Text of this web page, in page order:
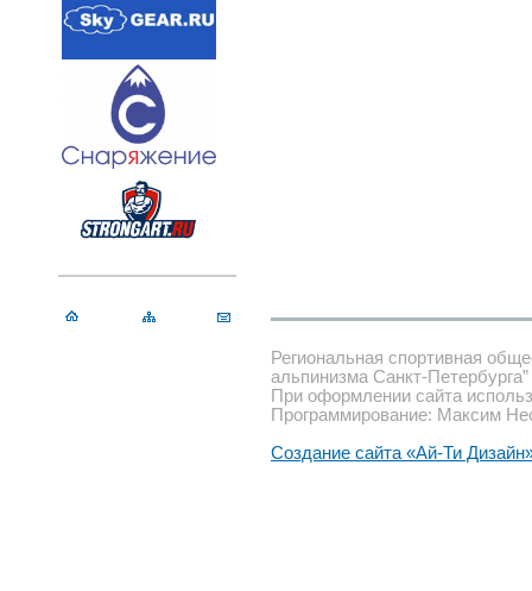
Региональная спортивная
альпинизма Санкт-Петербурга”
При оформлении сайта
Программирование: Максим
Создание сайта «Ай-Ти